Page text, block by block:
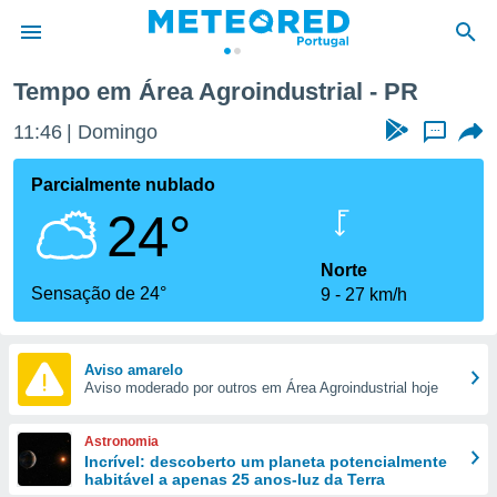
da
foi
fornecidas
a este
das
e
forma
digital
Tempo em Área Agroindustrial - PR
11:46 Domingo ...
Parcialmente nublado
24°
Sensação de 24°
Norte
9
27 km/h
Aviso amarelo
Aviso moderado por outros em Área Agroindustrial hoje
Astronomia
Incrível: descoberto um planeta potencialmente
habitável a apenas 25 anos-luz da Terra